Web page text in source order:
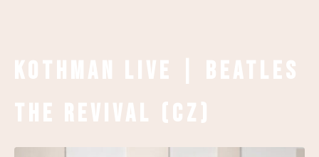
Kothman Live | Beatles
The Revival (CZ)